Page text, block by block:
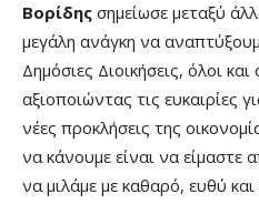
Βορίδης σημείωσε μεταξύ
μεγάλη ανάγκη να
Δημόσιες Διοικήσεις, όλοι
αξιοποιώντας τις ευκαιρίες
νέες προκλήσεις της
να κάνουμε είναι να είμαστε
να μιλάμε με καθαρό, ευθύ